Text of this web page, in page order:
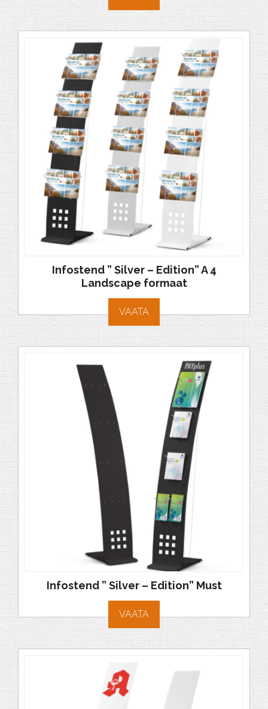
Infostend ” Silver – Edition” A 4
Landscape formaat
VAATA
Infostend ” Silver – Edition” Must
VAATA